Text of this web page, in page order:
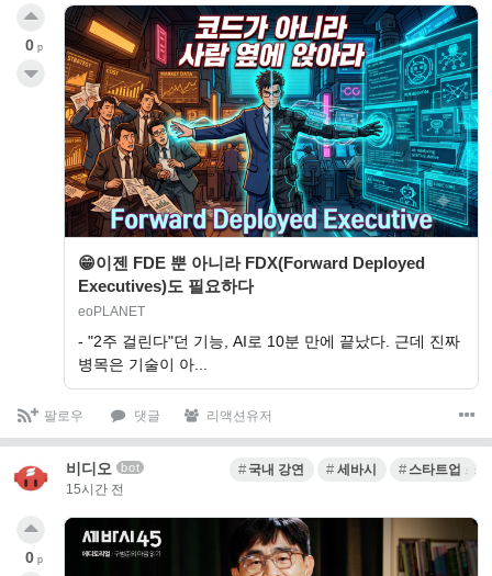
😁이젠 FDE 뿐 아니라 FDX(Forward Deployed
Executives)도 필요하다
eoPLANET
- "2주 걸린다"던 기능, AI로 10분 만에 끝났다. 근데 진짜
병목은 기술이 아...
0 p
팔로우 댓글 리액션유저
비디오 bot
15시간 전
국내 강연 세바시 스타트업 스
0 p